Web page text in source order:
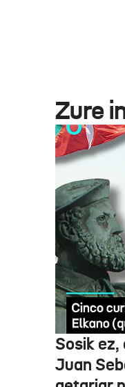
Zure
Sosik
Juan